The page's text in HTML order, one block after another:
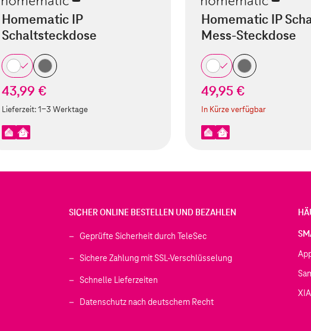
Homematic IP
Schaltsteckdose
43,99 €
Lieferzeit:1-3 Werktage
Homematic IP
Mess-Steckdose
49,95 €
In Kürze verfügbar
neuen Tab geöffnet)
Tab geöffnet)
SICHER ONLINE BESTELLEN UND BEZAHLEN
Geprüfte Sicherheit durch TeleSec
Sichere Zahlung mit SSL-Verschlüsselung
Schnelle Lieferzeiten
Datenschutz nach deutschem Recht